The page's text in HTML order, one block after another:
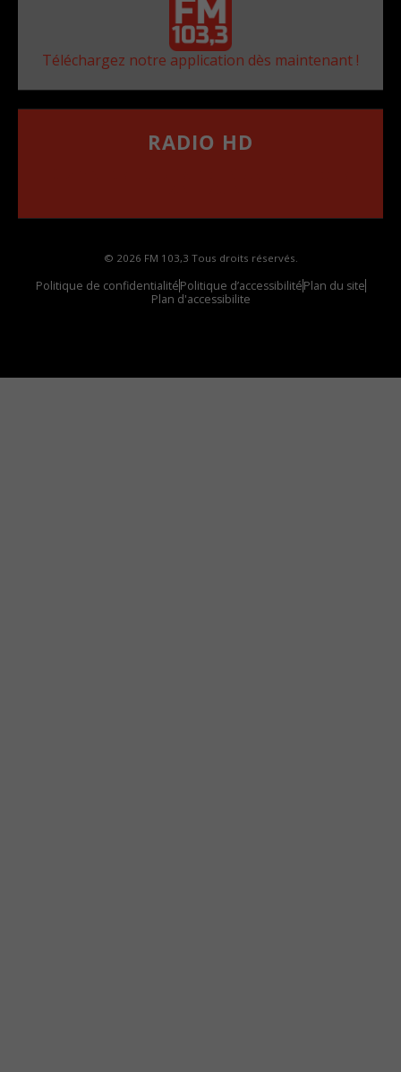
Téléchargez notre application dès maintenant !
RADIO HD
© 2026 FM 103,3 Tous droits réservés.
Politique de confidentialitéPolitique d’accessibilitéPlan du site
Plan d'accessibilite